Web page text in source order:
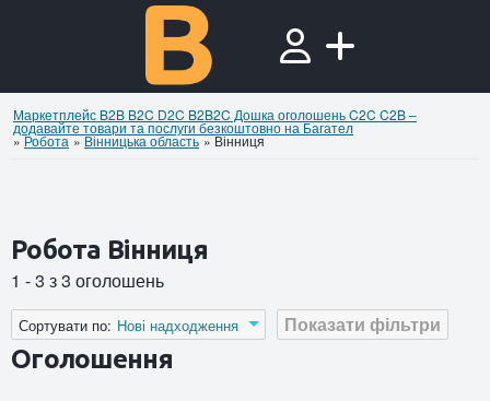
Маркетплейс B2B B2C D2C B2B2C Дошка оголошень C2C C2B –
додавайте товари та послуги безкоштовно на Багател
»Робота »Вінницька область »Вінниця
Робота Вінниця
1 - 3 з 3 оголошень
Показати фільтри
Сортувати по: Нові надходження
Оголошення